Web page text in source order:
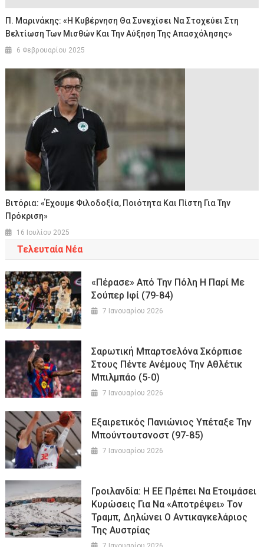
Π. Μαρινάκης: «Η Κυβέρνηση Θα Συνεχίσει Να Στοχεύει Στη
Βελτίωση Των Μισθών Και Την Αύξηση Της Απασχόλησης»
6 Φεβρουαρίου 2025
Βιτόρια: «Έχουμε Φιλοδοξία, Ποιότητα Και Πίστη Για Την
Πρόκριση»
16 Ιουλίου 2025
Τελευταία Νέα
«Πέρασε» Από Την Πόλη Η Παρί Με
Σούπερ Ιφί (79-84)
7 Ιανουαρίου 2026
Σαρωτική Μπαρτσελόνα Σκόρπισε
Στους Πέντε Ανέμους Την Αθλέτικ
Μπιλμπάο (5-0)
7 Ιανουαρίου 2026
Εξαιρετικός Πανιώνιος Υπέταξε Την
Μπούντουτσνοστ (97-85)
7 Ιανουαρίου 2026
Γροιλανδία: Η ΕΕ Πρέπει Να Ετοιμάσει
Κυρώσεις Για Να «αποτρέψει» Τον
Τραμπ, Δηλώνει Ο Αντικαγκελάριος
Της Αυστρίας